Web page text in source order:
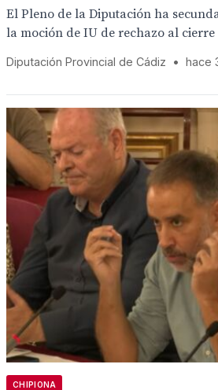
El Pleno de la Diputación ha
la moción de IU de rechazo al
Diputación Provincial de Cádiz • hace
CHIPIONA